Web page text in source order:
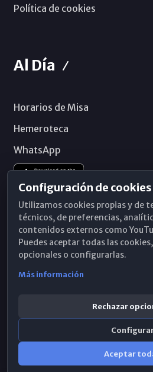
Política de cookies
Al Día
Horarios de Misa
Hemeroteca
WhatsApp
Configuración de cookies
Utilizamos cookies propias y de
técnicos, de preferencias,
contenidos externos como
Puedes aceptar todas las
opcionales o configurarlas.
Más información
Rechazar
Aceptar